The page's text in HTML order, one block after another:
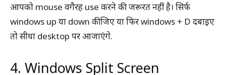
आपको mouse वगैरह use करने की जरूरत नहीं है। सिर्फ
windows up या down कीजिए या फिर windows + D दबाइए
तो सीधा desktop पर आजाएंगे.
4. Windows Split Screen